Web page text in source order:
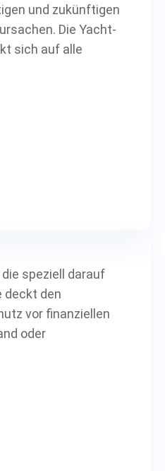
und zukünftigen
Die Yacht-
sich auf alle
speziell darauf
deckt den
vor finanziellen
oder